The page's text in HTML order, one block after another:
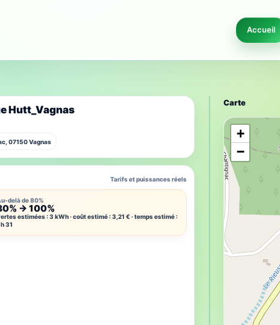
Accueil
Hutt_Vagnas
07150 Vagnas
Carte
+
−
Tarifs et puissances réels
delà de 80%
→ 100%
estimées : 3 kWh · coût estimé : 3,21 € · temps estimé :
h 31